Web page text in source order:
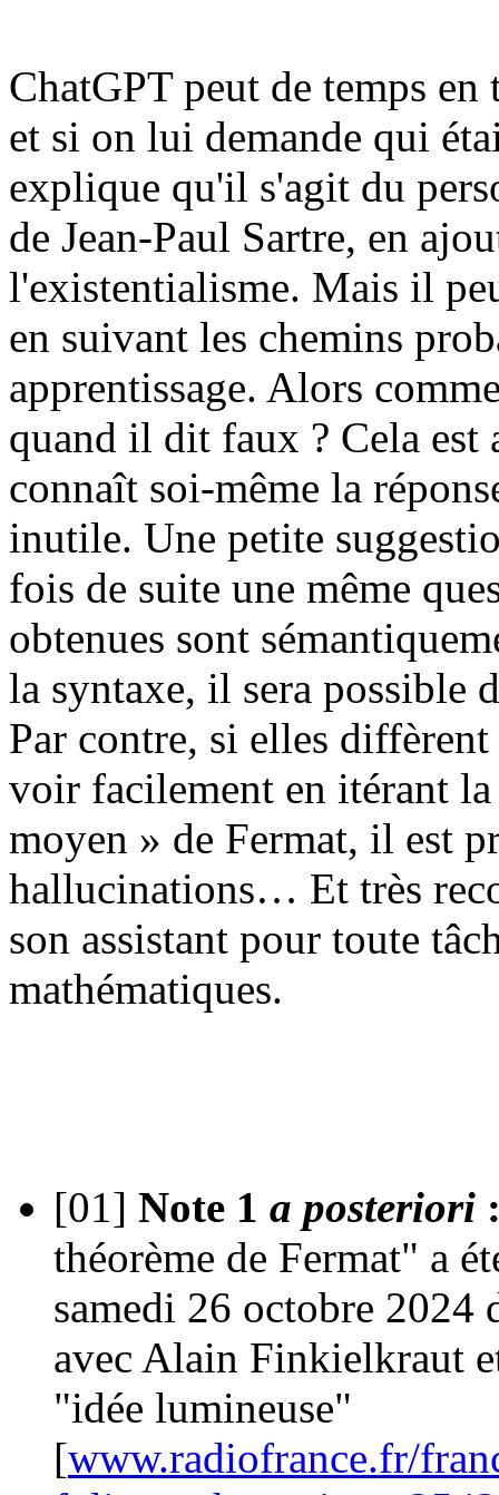
ChatGPT peut de temps en
et si on lui demande qui
explique qu'il s'agit du
de Jean-Paul Sartre, en
l'existentialisme. Mais il
en suivant les chemins
apprentissage. Alors
quand il dit faux ? Cela
connaît soi-même la
inutile. Une petite
fois de suite une même
obtenues sont
la syntaxe, il sera possible
Par contre, si elles
voir facilement en itérant
moyen » de Fermat, il est
hallucinations… Et très
son assistant pour toute
mathématiques.
[01] Note 1 a posteriori
théorème de Fermat" a
samedi 26 octobre
avec Alain Finkielkraut
"idée lumineuse"
[www.radiofrance.fr/